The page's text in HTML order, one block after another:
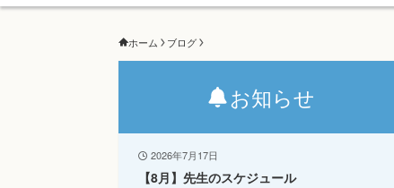
ホーム ブログ
お知らせ
2026年7月17日
【8月】先生のスケジュール